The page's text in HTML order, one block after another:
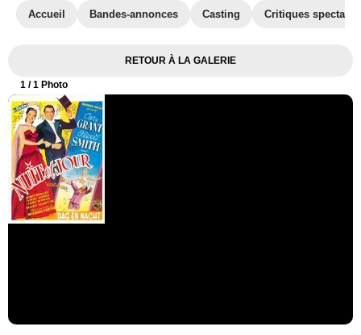
Accueil Bandes-annonces Casting Critiques
RETOUR À LA GALERIE
1 / 1 Photo